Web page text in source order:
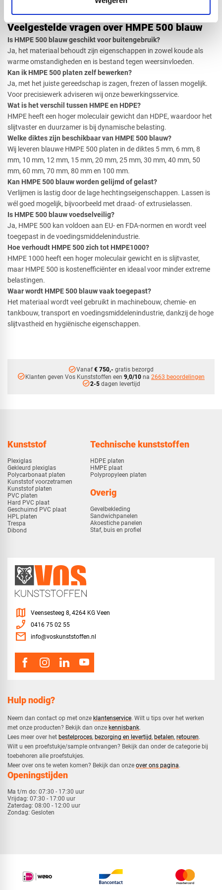
Veelgestelde vragen over HMPE 500 blauw
Is HMPE 500 blauw geschikt voor buitengebruik?
​Ja, het materiaal behoudt zijn eigenschappen in zowel koude als
warme omstandigheden en is bestand tegen weersinvloeden.
Kan ik HMPE 500 platen zelf bewerken?
​Ja, met het juiste gereedschap is zagen, frezen of lassen mogelijk.
Voor precisiewerk adviseren wij onze bewerkingsservice.
Wat is het verschil tussen HMPE en HDPE?
​HMPE heeft een hoger moleculair gewicht dan HDPE, waardoor het
slijtvaster en duurzamer is bij dynamische belasting.
Welke diktes zijn beschikbaar van HMPE 500 blauw?
​Wij leveren blauwe HMPE 500 platen in de diktes 5 mm, 6 mm, 8
mm, 10 mm, 12 mm, 15 mm, 20 mm, 25 mm, 30 mm, 40 mm, 50
mm, 60 mm, 70 mm, 80 mm en 100 mm.
Kan HMPE 500 blauw worden gelijmd of gelast?
​Verlijmen is lastig door de lage hechtingseigenschappen. Lassen is
wél goed mogelijk, bijvoorbeeld met draad- of extrusielassen.
Is HMPE 500 blauw voedselveilig?
​Ja, HMPE 500 kan voldoen aan EU- en FDA-normen en wordt veel
toegepast in de voedingsmiddelenindustrie.
Hoe verhoudt HMPE 500 zich tot HMPE1000?
​HMPE 1000 heeft een hoger moleculair gewicht en is slijtvaster,
maar HMPE 500 is kostenefficiënter en ideaal voor minder extreme
belastingen.
Waar wordt HMPE 500 blauw vaak toegepast?
​Het materiaal wordt veel gebruikt in machinebouw, chemie- en
tankbouw, transport en voedingsmiddelenindustrie, dankzij de hoge
slijtvastheid en hygiënische eigenschappen.
check_circleVanaf€ 750,- gratis bezorgd
check_circleKlanten geven Vos Kunststoffen een 9,0/10 na 2663 beoordelingen
check_circle2-5dagen levertijd
Kunststof
Plexiglas
Gekleurd plexiglas
Polycarbonaat platen
Kunststof voorzetramen
Kunststof platen
PVC platen
Hard PVC plaat
Geschuimd PVC plaat
HPL platen
Trespa
Dibond
Technische kunststoffen
HDPE platen
HMPE plaat
Polypropyleen platen
Overig
Gevelbekleding
Sandwichpanelen
Akoestiche panelen
Staf, buis en profiel
Hulp nodig?
Neem dan contact op met onze klantenservice. Wilt u tips over het werken
met onze producten? Bekijk dan onze kennisbank.
​Lees meer over het bestelproces, bezorging en levertijd, betalen, retouren.​
​Wilt u een proefstukje/sample ontvangen? Bekijk dan onder de categorie bij
toebehoren alle proefstukjes.
​​Meer over ons te weten komen? Bekijk dan onze over ons pagina.
Openingstijden
Ma t/m do: 07:30 - 17:30 uur
Vrijdag: 07:30 - 17:00 uur
Zaterdag: 08:00 - 12:00 uur
Zondag: Gesloten
map Veensesteeg 8, 4264 KG Veen
phone_enabled 0416 75 02 55
mail info@voskunststoffen.nl